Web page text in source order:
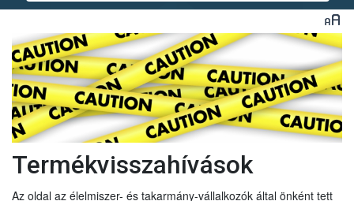
Termékvisszahívások
Az oldal az élelmiszer- és takarmány-vállalkozók által önként tett